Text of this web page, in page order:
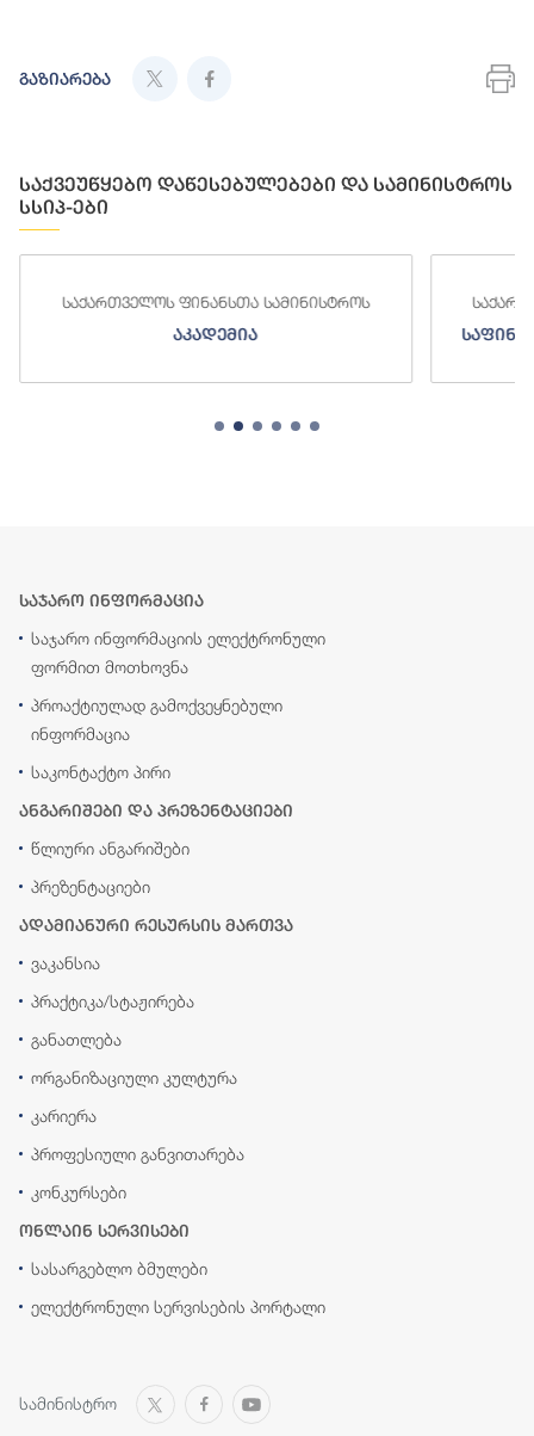
გაზიარება
საქვეუწყებო დაწესებულებები და სამინისტროს
სსიპ-ები
ფინანსთა სამინისტროს
საქართველოს ფინანსთა
საფინანსო-ანალიტიკური
საჯარო ინფორმაცია
საჯარო ინფორმაციის ელექტრონული
ფორმით მოთხოვნა
პროაქტიულად გამოქვეყნებული
ინფორმაცია
საკონტაქტო პირი
ანგარიშები და პრეზენტაციები
წლიური ანგარიშები
პრეზენტაციები
ადამიანური რესურსის მართვა
ვაკანსია
პრაქტიკა/სტაჟირება
განათლება
ორგანიზაციული კულტურა
კარიერა
პროფესიული განვითარება
კონკურსები
ონლაინ სერვისები
სასარგებლო ბმულები
ელექტრონული სერვისების პორტალი
სამინისტრო